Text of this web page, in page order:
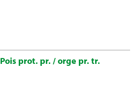
Pois prot. pr. / orge pr. tr.